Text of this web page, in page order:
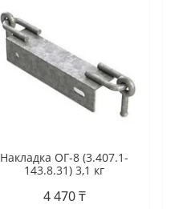
Накладка ОГ-8 (3.407.1-
143.8.31) 3,1 кг
4 470 ₸